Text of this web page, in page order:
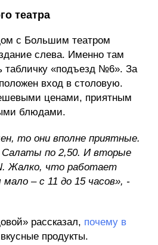
театра
с Большим театром
слева. Именно там
табличку «подъезд №6». За
вход в столовую.
ценами, приятным
блюдами.
то они вполне приятные.
Салаты по 2,50. И вторые
Жалко, что работает
– с 11 до 15 часов», -
рассказал, почему в
продукты.